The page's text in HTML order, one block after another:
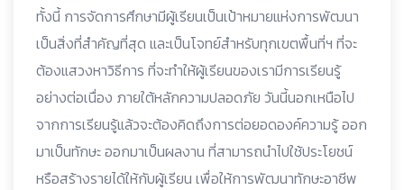
ทั้งนี้ การจัดการศึกษามีผู้เรียนเป็นเป้าหมายแห่งการพัฒนา
เป็นสิ่งที่สำคัญที่สุด และเป็นโจทย์สำหรับทุกเขตพื้นที่ฯ ที่จะ
ต้องแสวงหาวิธีการ ที่จะทำให้ผู้เรียนของเรามีการเรียนรู้
อย่างต่อเนื่อง ภายใต้หลักความปลอดภัย วันนี้นอกเหนือไป
จากการเรียนรู้แล้วจะต้องคิดถึงการต่อยอดองค์ความรู้ ออก
มาเป็นทักษะ ออกมาเป็นผลงาน ที่สามารถนำไปใช้ประโยชน์
หรือสร้างรายได้ให้กับผู้เรียน เพื่อให้การพัฒนาทักษะอาชีพ